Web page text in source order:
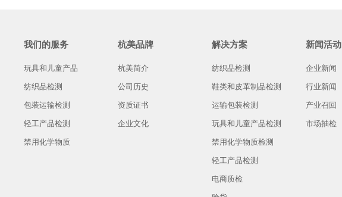
我们的服务
玩具和儿童产品
纺织品检测
包装运输检测
轻工产品检测
禁用化学物质
杭美品牌
杭美简介
公司历史
资质证书
企业文化
解决方案
纺织品检测
鞋类和皮革制品检测
运输包装检测
玩具和儿童产品检测
禁用化学物质检测
轻工产品检测
电商质检
新闻活动
企业新闻
行业新闻
产业召回
市场抽检